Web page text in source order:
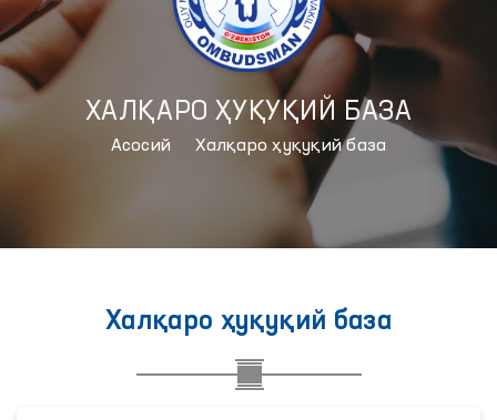
ХАЛҚАРО ҲУҚУҚИЙ БАЗА
Aсосий Халқаро ҳуқуқий база
Халқаро ҳуқуқий база